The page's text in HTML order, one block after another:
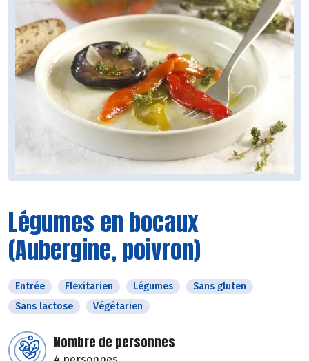
Légumes en bocaux
(Aubergine, poivron)
Entrée Flexitarien Légumes
Sans gluten
Sans lactose
Végétarien
Nombre de personnes